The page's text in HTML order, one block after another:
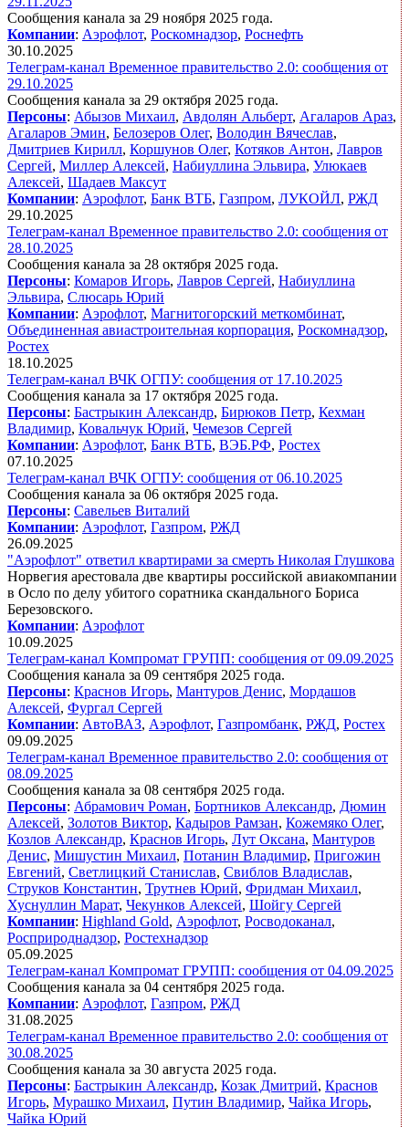
Сообщения канала за 29 ноября 2025 года.
Компании: Аэрофлот, Роскомнадзор, Роснефть
30.10.2025
Телеграм-канал Временное правительство 2.0: сообщения от
29.10.2025
Сообщения канала за 29 октября 2025 года.
Персоны: Абызов Михаил, Авдолян Альберт, Агаларов Араз,
Агаларов Эмин, Белозеров Олег, Володин Вячеслав,
Дмитриев Кирилл, Коршунов Олег, Котяков Антон, Лавров
Сергей, Миллер Алексей, Набиуллина Эльвира, Улюкаев
Алексей, Шадаев Максут
Компании: Аэрофлот, Банк ВТБ, Газпром, ЛУКОЙЛ, РЖД
29.10.2025
Телеграм-канал Временное правительство 2.0: сообщения от
28.10.2025
Сообщения канала за 28 октября 2025 года.
Персоны: Комаров Игорь, Лавров Сергей, Набиуллина
Эльвира, Слюсарь Юрий
Компании: Аэрофлот, Магнитогорский меткомбинат,
Объединенная авиастроительная корпорация, Роскомнадзор,
Ростех
18.10.2025
Телеграм-канал ВЧК ОГПУ: сообщения от 17.10.2025
Сообщения канала за 17 октября 2025 года.
Персоны: Бастрыкин Александр, Бирюков Петр, Кехман
Владимир, Ковальчук Юрий, Чемезов Сергей
Компании: Аэрофлот, Банк ВТБ, ВЭБ.РФ, Ростех
07.10.2025
Телеграм-канал ВЧК ОГПУ: сообщения от 06.10.2025
Сообщения канала за 06 октября 2025 года.
Персоны: Савельев Виталий
Компании: Аэрофлот, Газпром, РЖД
26.09.2025
"Аэрофлот" ответил квартирами за смерть Николая Глушкова
Норвегия арестовала две квартиры российской авиакомпании
в Осло по делу убитого соратника скандального Бориса
Березовского.
Компании: Аэрофлот
10.09.2025
Телеграм-канал Компромат ГРУПП: сообщения от 09.09.2025
Сообщения канала за 09 сентября 2025 года.
Персоны: Краснов Игорь, Мантуров Денис, Мордашов
Алексей, Фургал Сергей
Компании: АвтоВАЗ, Аэрофлот, Газпромбанк, РЖД, Ростех
09.09.2025
Телеграм-канал Временное правительство 2.0: сообщения от
08.09.2025
Сообщения канала за 08 сентября 2025 года.
Персоны: Абрамович Роман, Бортников Александр, Дюмин
Алексей, Золотов Виктор, Кадыров Рамзан, Кожемяко Олег,
Козлов Александр, Краснов Игорь, Лут Оксана, Мантуров
Денис, Мишустин Михаил, Потанин Владимир, Пригожин
Евгений, Светлицкий Станислав, Свиблов Владислав,
Струков Константин, Трутнев Юрий, Фридман Михаил,
Хуснуллин Марат, Чекунков Алексей, Шойгу Сергей
Компании: Highland Gold, Аэрофлот, Росводоканал,
Росприроднадзор, Ростехнадзор
05.09.2025
Телеграм-канал Компромат ГРУПП: сообщения от 04.09.2025
Сообщения канала за 04 сентября 2025 года.
Компании: Аэрофлот, Газпром, РЖД
31.08.2025
Телеграм-канал Временное правительство 2.0: сообщения от
30.08.2025
Сообщения канала за 30 августа 2025 года.
Персоны: Бастрыкин Александр, Козак Дмитрий, Краснов
Игорь, Мурашко Михаил, Путин Владимир, Чайка Игорь,
Чайка Юрий